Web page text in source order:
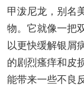
甲泼尼龙，别名
物。它就像一把
以更快缓解银屑
的剧烈瘙痒和皮
能带来一些不良